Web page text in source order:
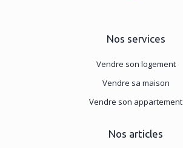
Nos services
Vendre son logement
Vendre sa maison
Vendre son appartement
Nos articles